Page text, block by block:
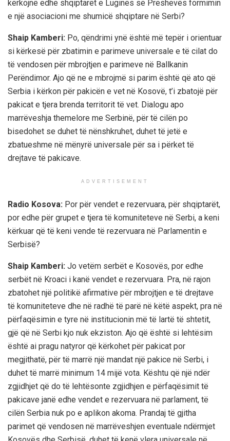
kërkojnë edhe shqiptarët e Luginës së Preshevës formimin
e një asociacioni me shumicë shqiptare në Serbi?
Shaip Kamberi: Po, qëndrimi ynë është më tepër i orientuar
si kërkesë për zbatimin e parimeve universale e të cilat do
të vendosen për mbrojtjen e parimeve në Ballkanin
Perëndimor. Ajo që ne e mbrojmë si parim është që ato që
Serbia i kërkon për pakicën e vet në Kosovë, t’i zbatojë për
pakicat e tjera brenda territorit të vet. Dialogu apo
marrëveshja themelore me Serbinë, për të cilën po
bisedohet se duhet të nënshkruhet, duhet të jetë e
zbatueshme në mënyrë universale për sa i përket të
drejtave të pakicave.
ADVERTISEMENT
Radio Kosova: Por për vendet e rezervuara, për shqiptarët,
por edhe për grupet e tjera të komuniteteve në Serbi, a keni
kërkuar që të keni vende të rezervuara në Parlamentin e
Serbisë?
Shaip Kamberi: Jo vetëm serbët e Kosovës, por edhe
serbët në Kroaci i kanë vendet e rezervuara. Pra, në rajon
zbatohet një politikë afirmative për mbrojtjen e të drejtave
të komuniteteve dhe në radhë të parë në këtë aspekt, pra në
përfaqësimin e tyre në institucionin më të lartë të shtetit,
gjë që në Serbi kjo nuk ekziston. Ajo që është si lehtësim
është ai pragu natyror që kërkohet për pakicat por
megjithatë, për të marrë një mandat një pakice në Serbi, i
duhet të marrë minimum 14 mijë vota. Kështu që një ndër
zgjidhjet që do të lehtësonte zgjidhjen e përfaqësimit të
pakicave janë edhe vendet e rezervuara në parlament, të
cilën Serbia nuk po e aplikon akoma. Prandaj të gjitha
parimet që vendosen në marrëveshjen eventuale ndërmjet